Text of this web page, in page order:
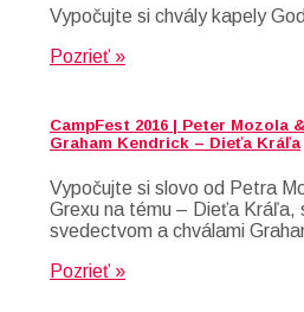
Vypočujte si chvály kapely
Pozrieť »
CampFest 2016 | Peter Mozola
Graham Kendrick – Dieťa Kráľa
Vypočujte si slovo od Petra
Grexu na tému – Dieťa Kráľa,
svedectvom a chválami
Pozrieť »